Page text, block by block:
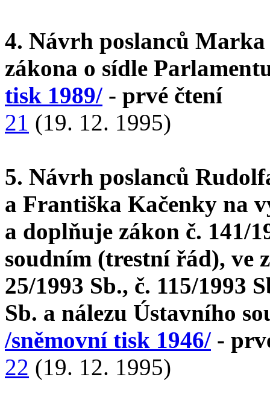
4. Návrh poslanců
zákona o sídle
tisk 1989/ - prvé čtení
21 (19. 12. 1995)
5. Návrh poslanců
a Františka Kačenky na
a doplňuje zákon č. 141/
soudním (trestní řád), ve
25/1993 Sb., č. 115/1993
Sb. a nálezu Ústavního
/sněmovní tisk 1946/ -
22 (19. 12. 1995)